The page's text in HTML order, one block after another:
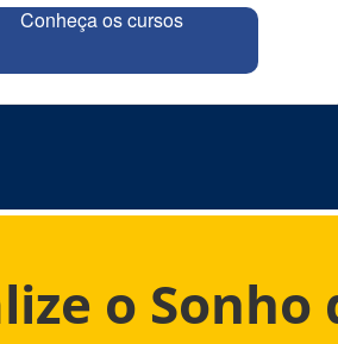
Conheça os cursos
o